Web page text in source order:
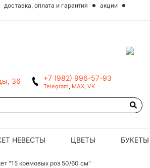
доставка, оплата и гарантия
акции
36 +7 (982) 996-57-93
Telegram, MAX, VK
НЕВЕСТЫ ЦВЕТЫ БУКЕТЫ
"15 кремовых роз 50/60 см"